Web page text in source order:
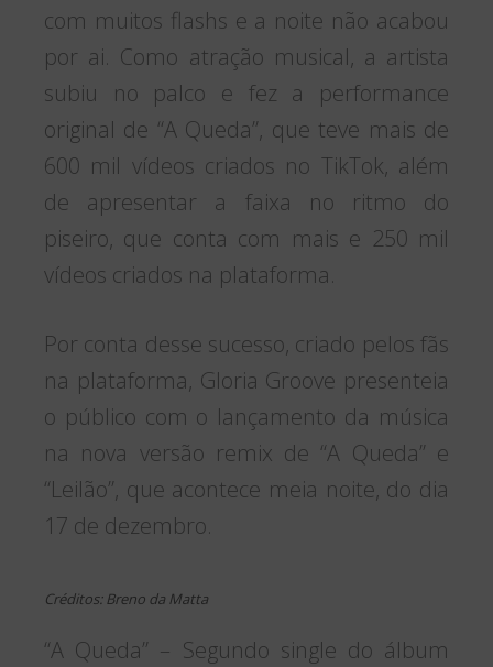
com muitos flashs e a noite não acabou
por ai. Como atração musical, a artista
subiu no palco e fez a performance
original de “A Queda”, que teve mais de
600 mil vídeos criados no TikTok, além
de apresentar a faixa no ritmo do
piseiro, que conta com mais e 250 mil
vídeos criados na plataforma.
Por conta desse sucesso, criado pelos fãs
na plataforma, Gloria Groove presenteia
o público com o lançamento da música
na nova versão remix de “A Queda” e
“Leilão”, que acontece meia noite, do dia
17 de dezembro.
Créditos: Breno da Matta
“A Queda” – Segundo single do álbum